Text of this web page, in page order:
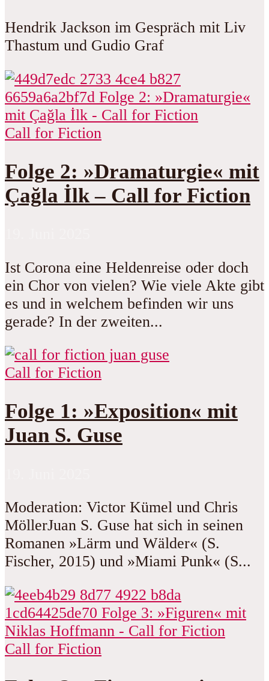
Hendrik Jackson im Gespräch mit Liv
Thastum und Gudio Graf
Call for Fiction
Folge 2: »Dramaturgie« mit
Çağla İlk – Call for Fiction
Ist Corona eine Heldenreise oder doch
ein Chor von vielen? Wie viele Akte gibt
es und in welchem befinden wir uns
gerade? In der zweiten...
Call for Fiction
Folge 1: »Exposition« mit
Juan S. Guse
Moderation: Victor Kümel und Chris
MöllerJuan S. Guse hat sich in seinen
Romanen »Lärm und Wälder« (S.
Fischer, 2015) und »Miami Punk« (S...
Call for Fiction